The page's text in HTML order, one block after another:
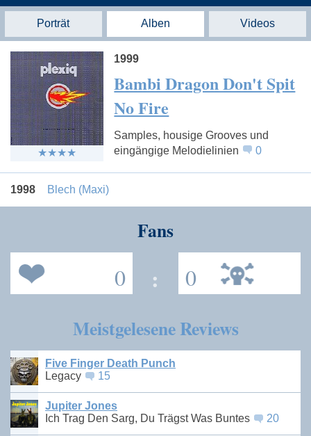
Porträt Alben Videos
1999
Bambi Dragon Don't Spit
No Fire
Samples, housige Grooves und
eingängige Melodielinien
0
1998 Blech (Maxi)
Fans
0 : 0
Meistgelesene Reviews
Five Finger Death Punch
Legacy
15
Jupiter Jones
Ich Trag Den Sarg, Du Trägst Was Buntes
20